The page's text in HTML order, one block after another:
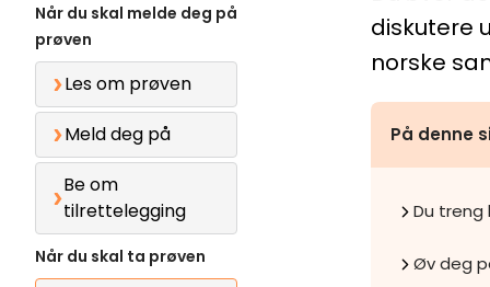
diskutere
norske
På denne
Du treng
Øv deg
Når du skal melde deg på
prøven
Les om prøven
Meld deg på
Be om
tilrettelegging
Når du skal ta prøven